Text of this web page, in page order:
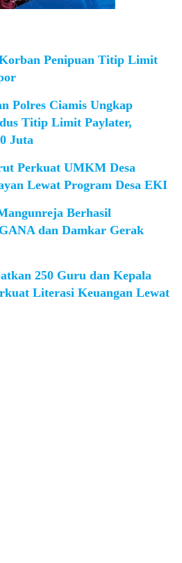
Penipuan Titip Limit
Polres Ciamis Ungkap
Titip Limit Paylater,
Juta
Perkuat UMKM Desa
Lewat Program Desa EKI
Berhasil
dan Damkar Gerak
250 Guru dan Kepala
Literasi Keuangan Lewat